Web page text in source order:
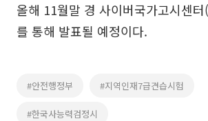
올해 11월말 경 사이버국가고시센
를 통해 발표될 예정이다.
#안전행정부 #지역인재7급견습시험
#한국사능력검정시